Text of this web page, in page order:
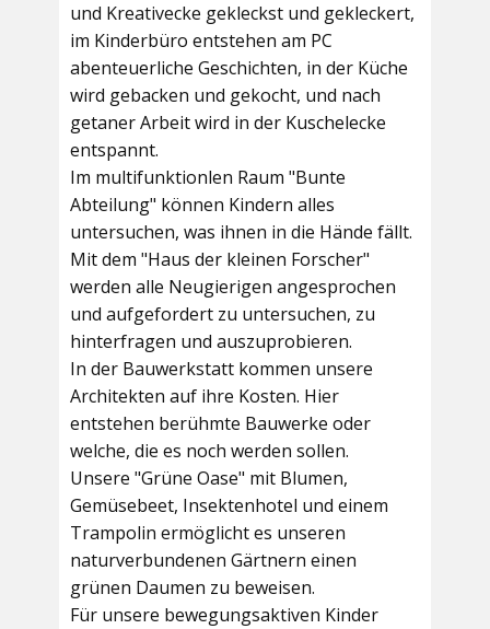
und Kreativecke gekleckst und gekleckert,
im Kinderbüro entstehen am PC
abenteuerliche Geschichten, in der Küche
wird gebacken und gekocht, und nach
getaner Arbeit wird in der Kuschelecke
entspannt.
Im multifunktionlen Raum "Bunte
Abteilung" können Kindern alles
untersuchen, was ihnen in die Hände fällt.
Mit dem "Haus der kleinen Forscher"
werden alle Neugierigen angesprochen
und aufgefordert zu untersuchen, zu
hinterfragen und auszuprobieren.
In der Bauwerkstatt kommen unsere
Architekten auf ihre Kosten. Hier
entstehen berühmte Bauwerke oder
welche, die es noch werden sollen.
Unsere "Grüne Oase" mit Blumen,
Gemüsebeet, Insektenhotel und einem
Trampolin ermöglicht es unseren
naturverbundenen Gärtnern einen
grünen Daumen zu beweisen.
Für unsere bewegungsaktiven Kinder